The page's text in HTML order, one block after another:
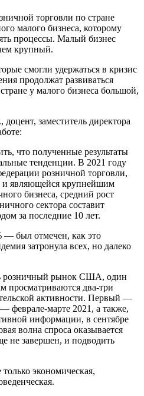
торговли по стране
малого бизнеса, которому
процессы. Малый бизнес
крупный.
смогли удержаться в кризис
продолжат развиваться
у малого бизнеса большой,
заместитель директора
что полученные результаты
тенденции. В 2021 году
розничной торговли,
являющейся крупнейшим
бизнеса, средний рост
сектора составит
за последние 10 лет.
был отмечен, как это
затронула всех, но далеко
розничный рынок США, один
просматриваются два-три
активности. Первый —
феврале-марте 2021, а также,
информации, в сентябре
волна спроса оказывается
не завершен, и подводить
экономическая,